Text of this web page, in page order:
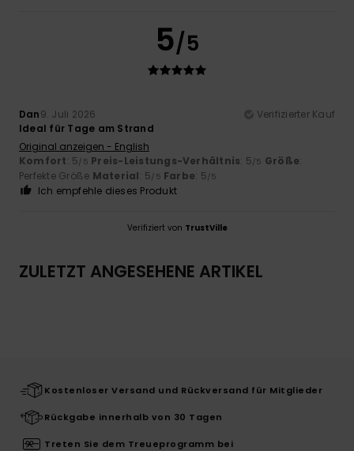
5/5
Dan9. Juli 2026
Verifizierter Kauf
Ideal für Tage am Strand
Original anzeigen - English
Komfort: 5/5 Preis-Leistungs-Verhältnis: 5/5 Größe:
Perfekte Größe Material: 5/5 Farbe: 5/5
Ich empfehle dieses Produkt
Verifiziert von TrustVille
ZULETZT ANGESEHENE ARTIKEL
Kostenloser Versand und Rückversand für Mitglieder
Rückgabe innerhalb von 30 Tagen
Treten Sie dem Treueprogramm bei